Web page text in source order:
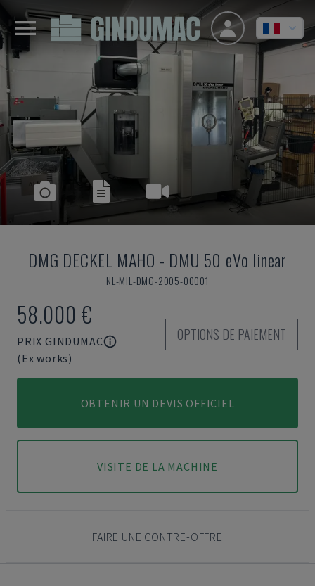
DMG DECKEL MAHO - DMU 50 eVo linear
NL-MIL-DMG-2005-00001
58.000 €
PRIX GINDUMAC
(Ex works)
OPTIONS DE PAIEMENT
OBTENIR UN DEVIS OFFICIEL
VISITE DE LA MACHINE
FAIRE UNE CONTRE-OFFRE